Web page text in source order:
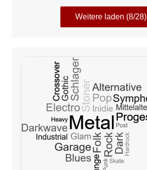
Weitere laden (8/28)